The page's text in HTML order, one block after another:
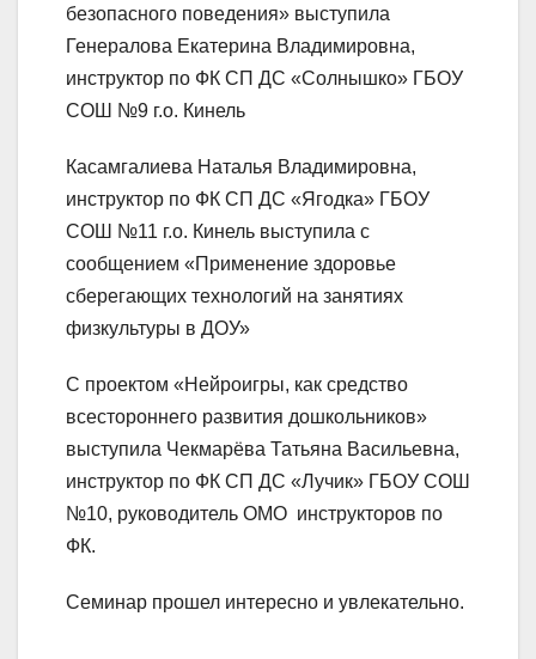
безопасного поведения» выступила
Генералова Екатерина Владимировна,
инструктор по ФК СП ДС «Солнышко» ГБОУ
СОШ №9 г.о. Кинель
Касамгалиева Наталья Владимировна,
инструктор по ФК СП ДС «Ягодка» ГБОУ
СОШ №11 г.о. Кинель выступила с
сообщением «Применение здоровье
сберегающих технологий на занятиях
физкультуры в ДОУ»
С проектом «Нейроигры, как средство
всестороннего развития дошкольников»
выступила Чекмарёва Татьяна Васильевна,
инструктор по ФК СП ДС «Лучик» ГБОУ СОШ
№10, руководитель ОМО инструкторов по
ФК.
Семинар прошел интересно и увлекательно.